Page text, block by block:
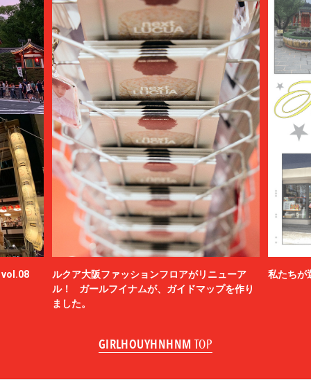
vol.08
ルクア大阪ファッションフロアがリニューア
ル！ ガールフイナムが、ガイドマップを作り
ました。
私たちが
GIRLHOUYHNHNM TOP